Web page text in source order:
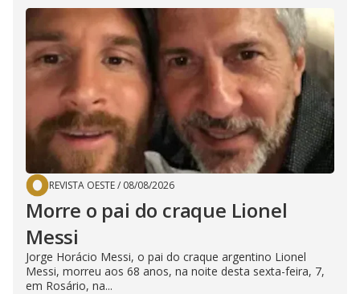
REVISTA OESTE/ 08/08/2026
Morre o pai do craque Lionel
Messi
Jorge Horácio Messi, o pai do craque argentino Lionel
Messi, morreu aos 68 anos, na noite desta sexta-feira, 7,
em Rosário, na...